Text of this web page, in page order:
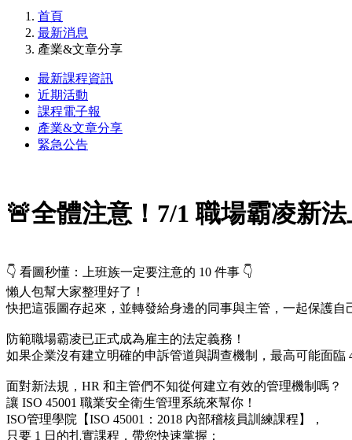
首頁
最新消息
產業&文章分享
最新課程資訊
近期活動
課程電子報
產業&文章分享
緊急公告
🚨全體注意！7/1 職場霸凌新
👇 看圖秒懂：上班族一定要注意的 10 件事 👇
懶人包幫大家整理好了！
快把這張圖存起來，並轉發給身邊的同事與主管，一起保護自
防範職場霸凌已正式成為雇主的法定義務！
如果企業沒有建立明確的申訴管道與調查機制，最高可能面臨
面對新法規，HR 和主管們不知從何建立有效的管理機制嗎？
讓 ISO 45001 職業安全衛生管理系統來幫你！
ISO管理學院【ISO 45001：2018 內部稽核員訓練課程】，
只要 1 日的扎實課程，帶您快速掌握：